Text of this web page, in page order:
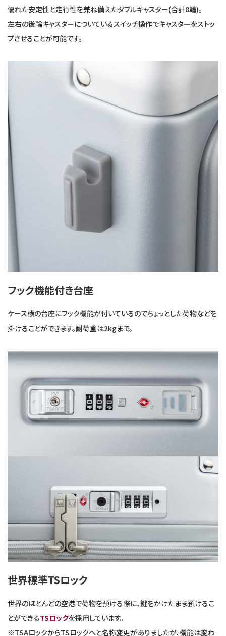
優れた安定性と走行性を兼ね備えたダブルキャスター(合計8輪)。
左右の後輪キャスターについているスイッチ操作でキャスターをストッ
プさせることが可能です。
フック機能付き台座
ケース横の台座にフック機能が付いているのでちょっとした荷物などを
掛けることができます。耐荷重は2kgまで。
世界標準TSロック
世界のほとんどの空港で荷物を預ける際に、鍵をかけたまま預けるこ
とができるTSロックを採用しています。
※TSAロックからTSロックへと名称変更がありましたが、機能は変わ